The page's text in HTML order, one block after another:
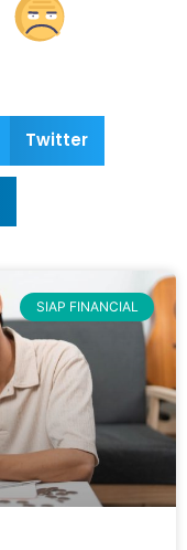
Twitter
SIAP FINANCIAL